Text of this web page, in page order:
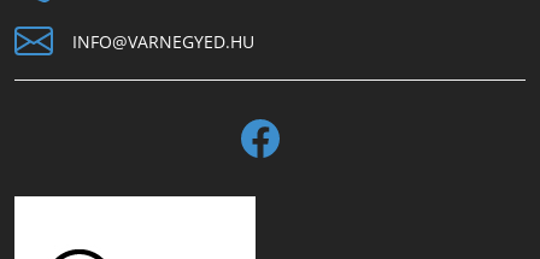
INFO@VARNEGYED.HU